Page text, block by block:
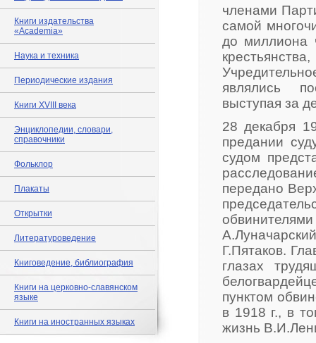
Книги издательства
«Academia»
Наука и техника
Периодические издания
Книги XVIII века
Энциклопедии, словари,
справочники
Фольклор
Плакаты
Открытки
Литературоведение
Книговедение, библиография
Книги на церковно-славянском
языке
Книги на иностранных языках
членами
самой
до миллиона
являлись
выступая за
28 декабря
предании
судом
передано
Г.Пятаков.
глазах
пунктом
в 1918 г., в
жизнь